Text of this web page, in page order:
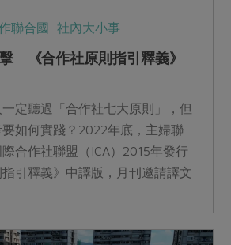
聯合國 社內大小事
《合作社原則指引釋義》
定聽過「合作社七大原則」，但
如何實踐？2022年底，主婦聯
合作社聯盟（ICA）2015年發行
引釋義》中譯版，月刊邀請譯文